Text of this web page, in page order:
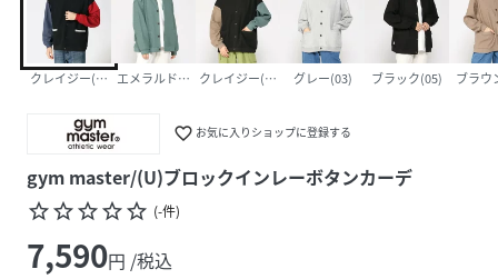
クレイジー(ブラックetc)(92)
エメラルドグリーン(44)クレイジー(マルチ)系k(90)
グレー(03) ブラック(05) ブラウ
favorite_border お気に入りショップに登録する
gym master/(U)ブロックインレーボタンカーデ
star_borderstar_borderstar_borderstar_borderstar_border (-件)
7,590円 /税込